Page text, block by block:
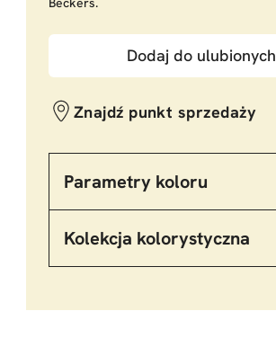
Dodaj do ulubionych
Znajdź punkt sprzedaży
Parametry koloru
Kolekcja kolorystyczna